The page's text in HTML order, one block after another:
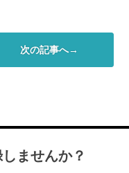
次の記事へ→
ませんか？